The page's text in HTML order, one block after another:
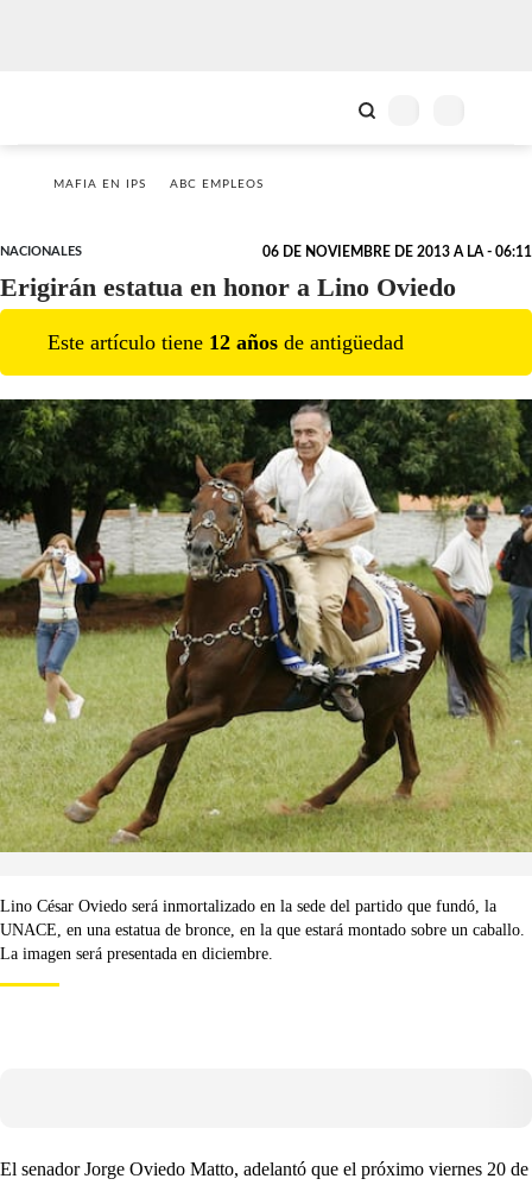
MAFIA EN IPS ABC EMPLEOS
NACIONALES 06 DE NOVIEMBRE DE 2013 A LA - 06:11
Erigirán estatua en honor a Lino Oviedo
Este artículo tiene 12 años de antigüedad
Lino César Oviedo será inmortalizado en la sede del partido que fundó, la
UNACE, en una estatua de bronce, en la que estará montado sobre un caballo.
La imagen será presentada en diciembre.
El senador Jorge Oviedo Matto, adelantó que el próximo viernes 20 de